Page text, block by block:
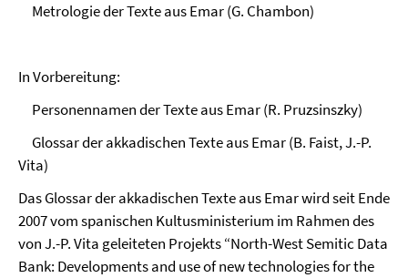
Metrologie der Texte aus Emar (G. Chambon)
In Vorbereitung:
Personennamen der Texte aus Emar (R. Pruzsinszky)
Glossar der akkadischen Texte aus Emar (B. Faist, J.-P.
Vita)
Das Glossar der akkadischen Texte aus Emar wird seit Ende
2007 vom spanischen Kultusministerium im Rahmen des
von J.-P. Vita geleiteten Projekts “North-West Semitic Data
Bank: Developments and use of new technologies for the